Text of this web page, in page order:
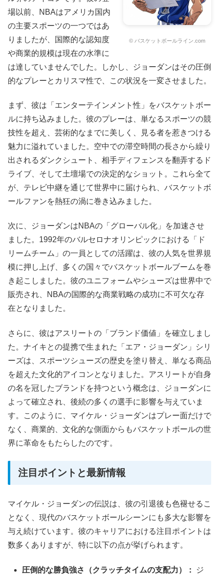
© バスケットボールライン.com
場以前、NBAはアメリカ国内
の主要スポーツの一つではあ
りましたが、国際的な認知度
や商業的規模は現在の水準に
は達していませんでした。しかし、ジョーダンはその圧倒
的なプレーとカリスマ性で、この状況を一変させました。
まず、彼は「エンターテインメント性」をバスケットボー
ルに持ち込みました。彼のプレーは、単なるスポーツの競
技性を超え、芸術的なまでに美しく、見る者を惹きつける
魅力に溢れていました。空中での滞空時間の長さから繰り
出されるダンクシュート、相手ディフェンスを翻弄するド
ライブ、そして土壇場での決定的なショット。これら全て
が、テレビ中継を通じて世界中に届けられ、バスケットボ
ールファンを熱狂の渦に巻き込みました。
次に、ジョーダンはNBAの「グローバル化」を加速させ
ました。1992年のバルセロナオリンピックにおける「ド
リームチーム」の一員としての活躍は、彼の人気を世界規
模に押し上げ、多くの国々でバスケットボールブームを巻
き起こしました。彼のユニフォームやシューズは世界中で
販売され、NBAの国際的な商業戦略の成功に不可欠な存
在となりました。
さらに、彼はアスリートの「ブランド価値」を確立しまし
た。ナイキとの提携で生まれた「エア・ジョーダン」シリ
ーズは、スポーツシューズの歴史を塗り替え、単なる商品
を超えた文化的アイコンとなりました。アスリートが自身
の名を冠したブランドを持つという概念は、ジョーダンに
よって確立され、後続の多くの選手に影響を与えていま
す。このように、マイケル・ジョーダンはプレー面だけで
なく、商業的、文化的な側面からもバスケットボールの世
界に革命をもたらしたのです。
注目ポイントと最新情報
マイケル・ジョーダンの伝説は、彼の引退後も色褪せるこ
となく、現代のバスケットボールシーンにも多大な影響を
与え続けています。彼のキャリアにおける注目ポイントは
数多くありますが、特に以下の点が挙げられます。
圧倒的な勝負強さ（クラッチタイムの支配力）：
ジ